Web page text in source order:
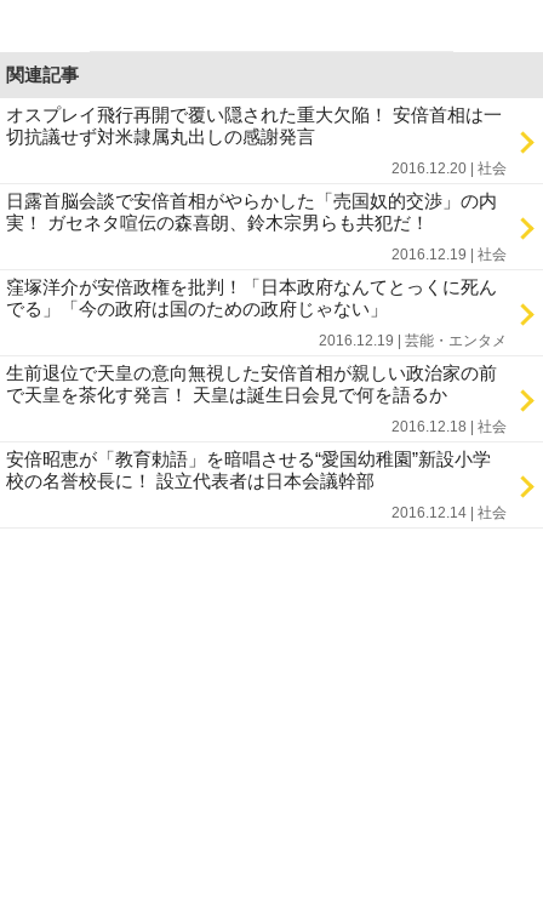
関連記事
オスプレイ飛行再開で覆い隠された重大欠陥！ 安倍首相は一
切抗議せず対米隷属丸出しの感謝発言
2016.12.20 | 社会
日露首脳会談で安倍首相がやらかした「売国奴的交渉」の内
実！ ガセネタ喧伝の森喜朗、鈴木宗男らも共犯だ！
2016.12.19 | 社会
窪塚洋介が安倍政権を批判！「日本政府なんてとっくに死ん
でる」「今の政府は国のための政府じゃない」
2016.12.19 | 芸能・エンタメ
生前退位で天皇の意向無視した安倍首相が親しい政治家の前
で天皇を茶化す発言！ 天皇は誕生日会見で何を語るか
2016.12.18 | 社会
安倍昭恵が「教育勅語」を暗唱させる“愛国幼稚園”新設小学
校の名誉校長に！ 設立代表者は日本会議幹部
2016.12.14 | 社会